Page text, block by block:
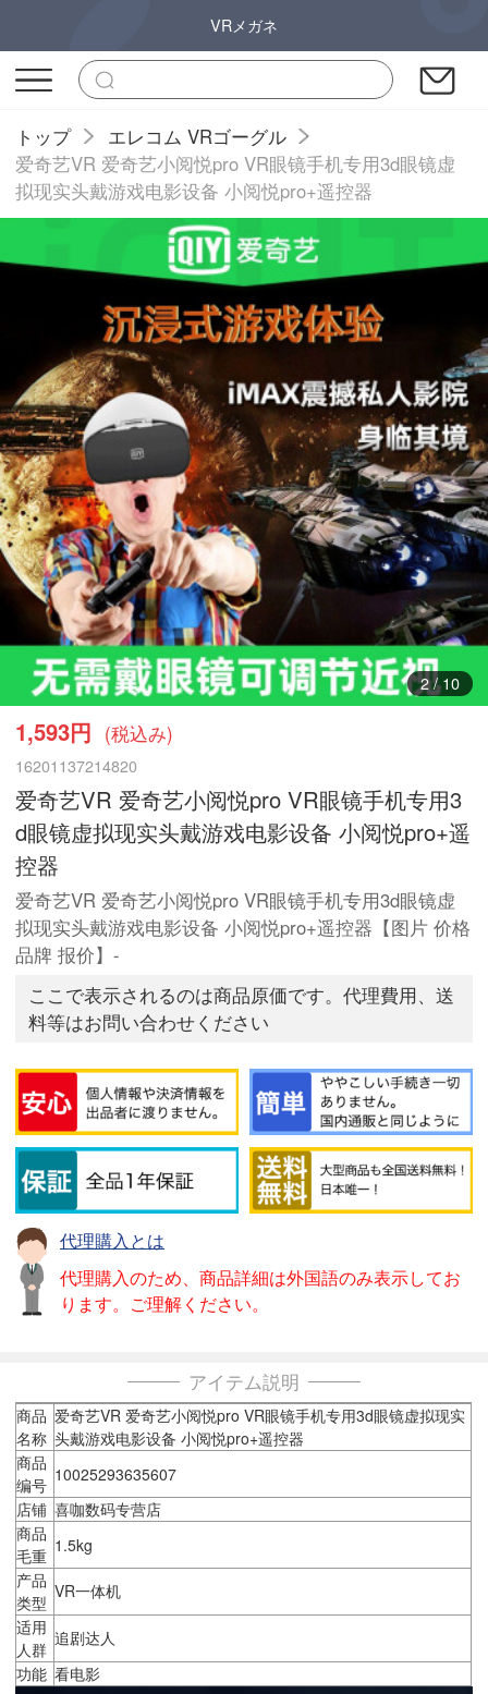
VRメガネ
トップ
エレコム VRゴーグル
爱奇艺VR 爱奇艺小阅悦pro VR眼镜手机专用3d眼镜虚
拟现实头戴游戏电影设备 小阅悦pro+遥控器
3/10
1,593円 (税込み)
16201137214820
爱奇艺VR 爱奇艺小阅悦pro VR眼镜手机专用3
d眼镜虚拟现实头戴游戏电影设备 小阅悦pro+遥
控器
爱奇艺VR 爱奇艺小阅悦pro VR眼镜手机专用3d眼镜虚
拟现实头戴游戏电影设备 小阅悦pro+遥控器【图片 价格
品牌 报价】-
ここで表示されるのは商品原価です。代理費用、送
料等はお問い合わせください
代理購入とは
代理購入のため、商品詳細は外国語のみ表示してお
ります。ご理解ください。
アイテム説明
商品
名称
爱奇艺VR 爱奇艺小阅悦pro VR眼镜手机专用3d眼镜虚拟现实
头戴游戏电影设备 小阅悦pro+遥控器
商品
编号 10025293635607
店铺 喜咖数码专营店
商品
毛重 1.5kg
产品
类型
VR一体机
适用
人群
追剧达人
功能 看电影